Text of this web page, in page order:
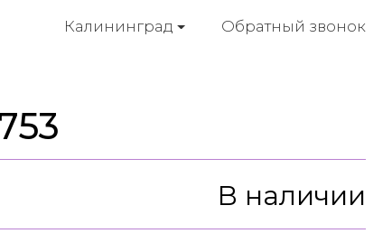
Калининград Обратный звонок
В наличии